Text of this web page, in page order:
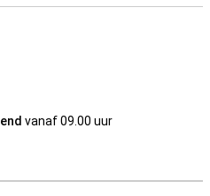
vanaf 09.00 uur